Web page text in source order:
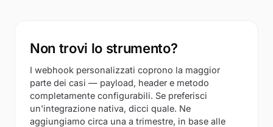
Non trovi lo strumento?
I webhook personalizzati coprono la maggior
parte dei casi — payload, header e metodo
completamente configurabili. Se preferisci
un'integrazione nativa, dicci quale. Ne
aggiungiamo circa una a trimestre, in base alle